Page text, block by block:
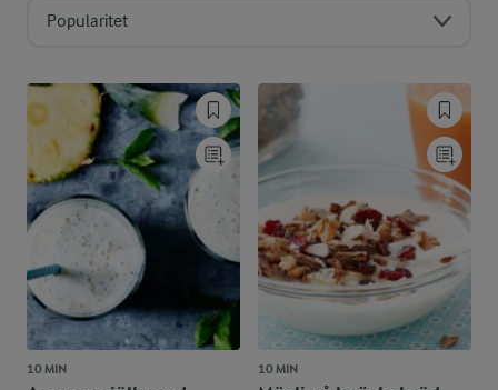
Popularitet
10 MIN 10 MIN